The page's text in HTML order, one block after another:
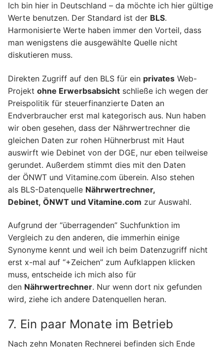
Ich bin hier in Deutschland – da möchte ich hier gültige
Werte benutzen. Der Standard ist der BLS.
Harmonisierte Werte haben immer den Vorteil, dass
man wenigstens die ausgewählte Quelle nicht
diskutieren muss.
Direkten Zugriff auf den BLS für ein privates Web-
Projekt ohne Erwerbsabsicht schließe ich wegen der
Preispolitik für steuerfinanzierte Daten an
Endverbraucher erst mal kategorisch aus. Nun haben
wir oben gesehen, dass der Nährwertrechner die
gleichen Daten zur rohen Hühnerbrust mit Haut
auswirft wie Debinet von der DGE, nur eben teilweise
gerundet. Außerdem stimmt dies mit den Daten
der ÖNWT und Vitamine.com überein. Also stehen
als BLS-Datenquelle Nährwertrechner,
Debinet, ÖNWT und Vitamine.com zur Auswahl.
Aufgrund der “überragenden” Suchfunktion im
Vergleich zu den anderen, die immerhin einige
Synonyme kennt und weil ich beim Datenzugriff nicht
erst x-mal auf “+Zeichen” zum Aufklappen klicken
muss, entscheide ich mich also für
den Nährwertrechner. Nur wenn dort nix gefunden
wird, ziehe ich andere Datenquellen heran.
7. Ein paar Monate im Betrieb
Nach zehn Monaten Rechnerei befinden sich Ende